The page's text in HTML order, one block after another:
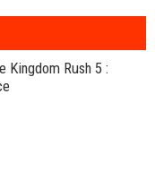
Kingdom Rush 5 :